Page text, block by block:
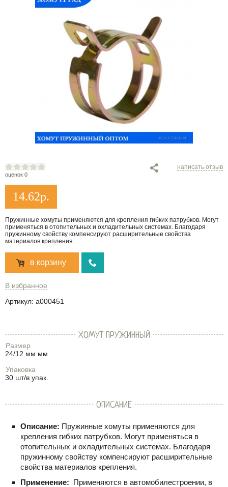
оценок 0
написать отзыв
14.62р.
Пружинные хомуты применяются для крепления гибких патрубков. Могут
применяться в отопительных и охладительных системах. Благодаря
пружинному свойству компенсируют расширительные свойства
материалов крепления.
в корзину
В избранное
Артикул: a000451
ХОМУТ ПРУЖИННЫЙ
Размер
24/12 мм мм
Упаковка
30 шт/в упак.
ОПИСАНИЕ
Описание: Пружинные хомуты применяются для
крепления гибких патрубков. Могут применяться в
отопительных и охладительных системах. Благодаря
пружинному свойству компенсируют расширительные
свойства материалов крепления.
Применение: Применяются в автомобилестроении, в